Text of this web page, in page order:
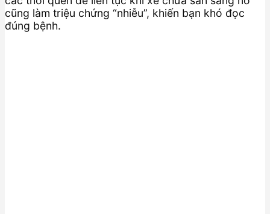
cũng làm triệu chứng “nhiễu”, khiến bạn khó đọc
đúng bệnh.